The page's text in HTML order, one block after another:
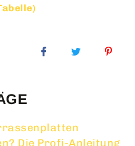
Die Profi-Anleitung